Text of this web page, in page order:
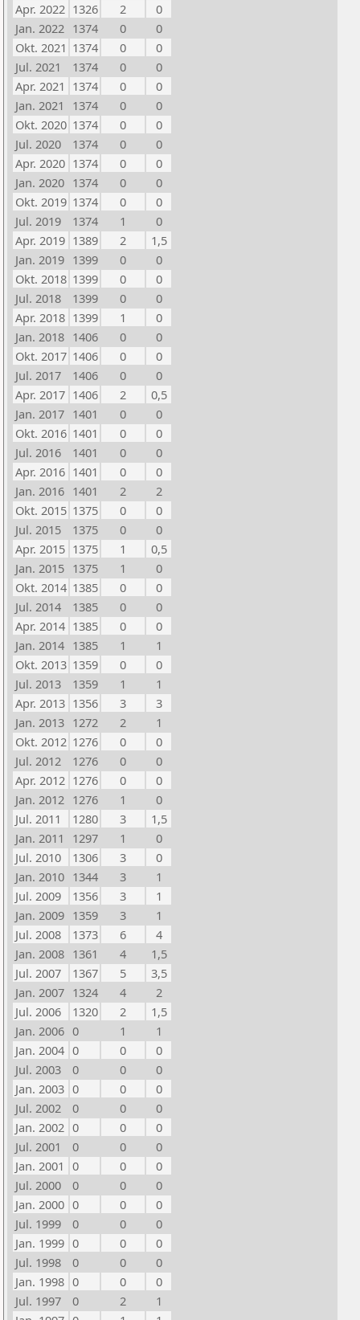
Apr. 2022 1326 2
0
Jan. 2022 1374 0
0
Okt. 2021 1374 0
0
Jul. 2021
1374 0
0
Apr. 2021 1374 0
0
Jan. 2021
1374 0
0
Okt. 2020 1374 0
0
Jul. 2020
1374 0
0
Apr. 2020 1374 0
0
Jan. 2020 1374 0
0
Okt. 2019 1374 0
0
Jul. 2019
1374 1
0
Apr. 2019 1389 2
1,5
Jan. 2019 1399 0
0
Okt. 2018 1399 0
0
Jul. 2018
1399 0
0
Apr. 2018 1399 1
0
Jan. 2018 1406 0
0
Okt. 2017 1406 0
0
Jul. 2017
1406 0
0
Apr. 2017 1406 2
0,5
Jan. 2017 1401 0
0
Okt. 2016 1401 0
0
Jul. 2016
1401 0
0
Apr. 2016 1401 0
0
Jan. 2016 1401 2
2
Okt. 2015 1375 0
0
Jul. 2015
1375 0
0
Apr. 2015 1375 1
0,5
Jan. 2015 1375 1
0
Okt. 2014 1385 0
0
Jul. 2014
1385 0
0
Apr. 2014 1385 0
0
Jan. 2014 1385 1
1
Okt. 2013 1359 0
0
Jul. 2013
1359 1
1
Apr. 2013 1356 3
3
Jan. 2013 1272 2
1
Okt. 2012 1276 0
0
Jul. 2012
1276 0
0
Apr. 2012 1276 0
0
Jan. 2012 1276 1
0
Jul. 2011
1280 3
1,5
Jan. 2011
1297 1
0
Jul. 2010
1306 3
0
Jan. 2010 1344 3
1
Jul. 2009
1356 3
1
Jan. 2009 1359 3
1
Jul. 2008
1373 6
4
Jan. 2008 1361 4
1,5
Jul. 2007
1367 5
3,5
Jan. 2007 1324 4
2
Jul. 2006
1320 2
1,5
Jan. 2006 0 1
1
Jan. 2004 0 0
0
Jul. 2003
0 0
0
Jan. 2003 0 0
0
Jul. 2002
0 0
0
Jan. 2002 0 0
0
Jul. 2001
0 0
0
Jan. 2001 0 0
0
Jul. 2000
0 0
0
Jan. 2000 0 0
0
Jul. 1999
0 0
0
Jan. 1999 0 0
0
Jul. 1998
0 0
0
Jan. 1998 0 0
0
Jul. 1997
0 2
1